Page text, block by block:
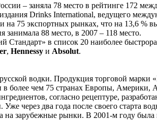
– заняла 78 место в рейтинге 172
Drinks International, ведущего
75 экспортных рынках, что на 13,6 %
88 место, в 2007 – 118 место.
Стандарт» в список 20 наиболее
, Hennessy и Absolut.
водки. Продукция торговой марки
более чем 75 странах Европы,
согласно рецептуре,
через два года после своего старта
зарубежные рынки. В 2001-м году